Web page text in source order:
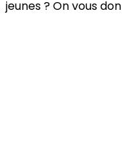
jeunes ? On vous